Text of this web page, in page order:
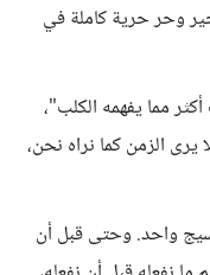
وحر حرية كاملة في
مما يفهمه الكلب"،
الزمن كما نراه نحن،
واحد. وحتى قبل أن